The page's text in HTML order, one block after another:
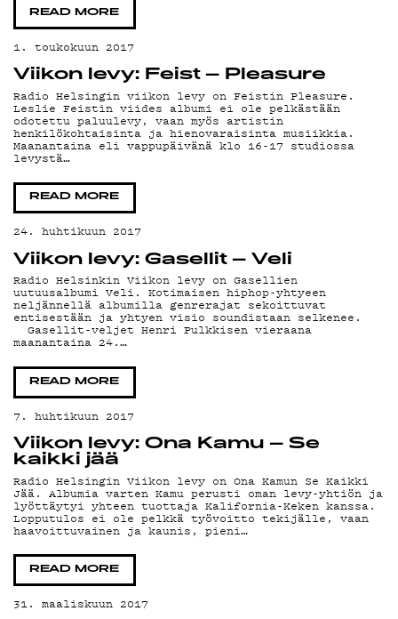
KIRJAUDU SISÄÄN
READ MORE
1. toukokuun 2017
Viikon levy: Feist – Pleasure
Radio Helsingin viikon levy on Feistin Pleasure.
Leslie Feistin viides albumi ei ole pelkästään
odotettu paluulevy, vaan myös artistin
henkilökohtaisinta ja hienovaraisinta musiikkia.
Maanantaina eli vappupäivänä klo 16-17 studiossa
levystä…
READ MORE
24. huhtikuun 2017
Viikon levy: Gasellit – Veli
Radio Helsinkin Viikon levy on Gasellien
uutuusalbumi Veli. Kotimaisen hiphop-yhtyeen
neljännellä albumilla genrerajat sekoittuvat
entisestään ja yhtyen visio soundistaan selkenee.
Gasellit-veljet Henri Pulkkisen vieraana
maanantaina 24.…
READ MORE
7. huhtikuun 2017
Viikon levy: Ona Kamu – Se
kaikki jää
Radio Helsingin Viikon levy on Ona Kamun Se Kaikki
Jää. Albumia varten Kamu perusti oman levy-yhtiön ja
lyöttäytyi yhteen tuottaja Kalifornia-Keken kanssa.
Lopputulos ei ole pelkkä työvoitto tekijälle, vaan
haavoittuvainen ja kaunis, pieni…
READ MORE
31. maaliskuun 2017